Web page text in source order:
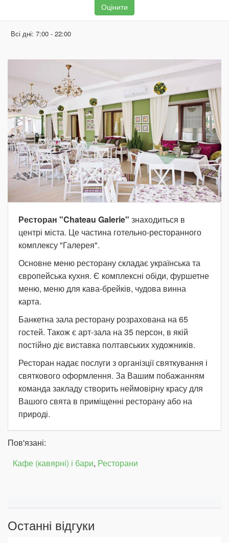
Оцінити
Всі дні: 7:00 - 22:00
Ресторан "Chateau Galerie" знаходиться в
центрі міста. Це частина готельно-ресторанного
комплексу "Галерея".
Основне меню ресторану складає українська та
європейська кухня. Є комплексні обіди, фуршетне
меню, меню для кава-брейків, чудова винна
карта.
Банкетна зала ресторану розрахована на 65
гостей. Також є арт-зала на 35 персон, в якій
постійно діє виставка полтавських художників.
Ресторан надає послуги з організції святкування і
святкового оформлення. За Вашим побажанням
команда закладу створить неймовірну красу для
Вашого свята в приміщенні ресторану або на
природі.
Пов'язані:
Кафе (кавярні) і бари, Ресторани
Останні відгуки